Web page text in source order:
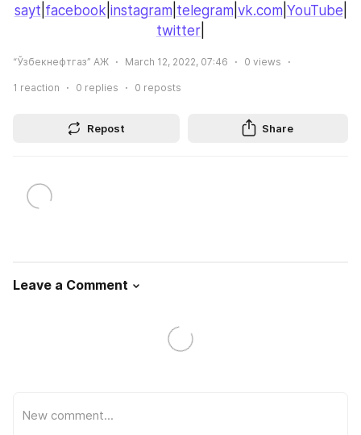
sayt facebook instagram telegram vk.com YouTube
twitter
“Ўзбекнефтгаз” АЖ March 12, 2022, 07:46 0 views
1 reaction 0 replies 0 reposts
Repost Share
Leave a Comment